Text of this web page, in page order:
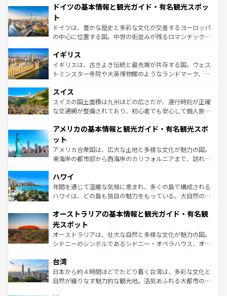
せる。地方によって風土や気候が異なるスペインはその個
ンテンツ一覧 を参照してほしい。
で、幅広い魅力が詰まっている。華麗な宮殿、歴史的な大
聖堂、美しいビーチ、そして豊かな自然が、訪れる者を心
から魅了する。また、フランスは美食の国としても知ら
れ、フランス料理はユネスコ無形文化遺産にも登録されて
香り高いラベンダー畑など、多彩な楽しみ方が可能だ。さ
らに、パリ以外の地域にも魅力が溢れており、どの街角に
も豊かな歴史と文化が息づいている。パリ以外の個性あふ
を参照してほしい。
ドイツの基本情報と観光ガイド・有名観光スポッ
ト
ドイツは、豊かな歴史と多彩な文化が交差するヨーロッパ
の中心に位置する国。中世の街並みが残るロマンチック街
顔を持つこの国は、どこを歩いても飽きることがない。ベ
ルリンの文化的活気、バイエルン州のアルプスの絶景、そ
してライン川沿いのワイン畑といった風景は必見。ビール
は、お酒好きな人にはぜひ体験してほしい。 なお、新着の
ドイツ情報はコンテンツ一覧を参照してほしい。
イギリス
イギリスは、古きよき伝統と最先端が共存する国。ウェス
トミンスター寺院や大英博物館のようなランドマーク、歴
リアごとに異なる魅力がある。また、優雅なアフタヌーン
ティー、ビール好きにはたまらない英国パブ、サッカー観
戦など、本場だからこそできる体験も豊富。イギリスを旅
ンツ一覧を参照してほしい。
スイス
スイスの国土面積は九州ほどの広さだが、運行時刻が正確
な交通網が整備されており、初心者でも安心して個人旅行
の建物がそのまま残る町や、スイスならではのユニークな
博物館もあり、アルプス観光だけでなく町歩きも満喫する
ことができる。国民の所得が高いため物価も高いが、旅行
者向けの交通パス提供のサービスもあり、うまく活用すれ
着のスイス情報は
アメリカの基本情報と観光ガイド・有名観光スポ
ット
アメリカ合衆国は、広大な土地と多様な文化が魅力の国。
東海岸の都市部から西海岸のカリフォルニアまで、訪れる
のような巨大都市は、観光、ショッピング、エンターテイ
ンメントが詰まった刺激的なスポットだ。一方、アメリカ
西部には大自然が広がり、グランドキャニオンやイエロー
部のニューオーリンズでは、音楽と美食が融合した独特の
文化が魅力。旅行者はアメリカの各地域で異なる魅力を楽
しみながら、その多様性と豊かな歴史を感じることができ
るだろう。車でのロードトリップや列車の旅も、アメリカ
情報は
ハワイ
年間を通じて温暖な気候に恵まれ、多くの島で構成される
ハワイは、どの島も独自の魅力をもっている。大自然の神
ワイ島は見逃せない。また、定番の観光地といえばオアフ
島だが、静かな自然を求めるならマウイ島やカウアイ島が
おすすめ。エメラルドグリーンに輝く海をはじめ、豊かな
文化や歴史が息づいている。「アロハスピリット」と呼ば
人々、おいしいローカルフードやハワイアンミュージッ
ク、伝統的なフラダンスなど、すべてがハワイの魅力を彩
っている。訪れるたびに新しい発見と感動が待っているハ
オーストラリアの基本情報と観光ガイド・有名観
光スポット
オーストラリアは、壮大な自然と多様な文化が魅力の国。
シドニーのシンボルであるシドニー・オペラハウス、オー
リアリーフや大陸中央部にそびえるウルル（エアーズロッ
ク）、タスマニアの美しい原生林やケアンズの熱帯雨林な
ど、見どころがたくさん。また、カフェやワイン、オージ
台湾
日本から約４時間ほどでたどり着く台湾は、多彩な文化と
自然が織りなす魅力的な観光地。活気あふれる大都市の台